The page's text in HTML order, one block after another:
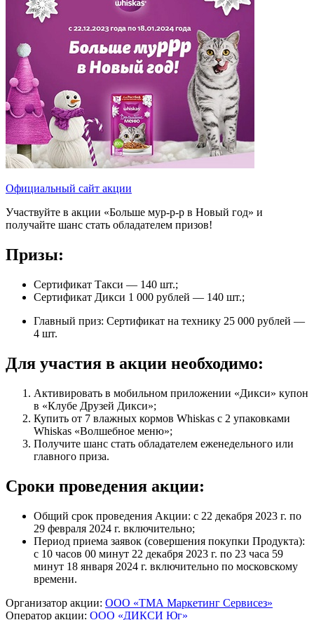
Официальный сайт акции
Участвуйте в акции «Больше мур-р-р в Новый год» и
получайте шанс стать обладателем призов!
Призы:
Сертификат Такси — 140 шт.;
Сертификат Дикси 1 000 рублей — 140 шт.;
Главный приз: Сертификат на технику 25 000 рублей —
4 шт.
Для участия в акции необходимо:
Активировать в мобильном приложении «Дикси» купон
в «Клубе Друзей Дикси»;
Купить от 7 влажных кормов Whiskas с 2 упаковками
Whiskas «Волшебное меню»;
Получите шанс стать обладателем еженедельного или
главного приза.
Сроки проведения акции:
Общий срок проведения Акции: с 22 декабря 2023 г. по
29 февраля 2024 г. включительно;
Период приема заявок (совершения покупки Продукта):
с 10 часов 00 минут 22 декабря 2023 г. по 23 часа 59
минут 18 января 2024 г. включительно по московскому
времени.
Организатор акции: ООО «ТМА Маркетинг Сервисез»
Оператор акции: ООО «ДИКСИ Юг»